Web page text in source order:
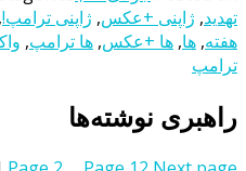
تهدید, ژاپنی +عکس, ژاپنی ترامپ!,
هفته, ها, ها +عکس, ها ترامپ,
ترامپ
راهبری نوشته‌ها